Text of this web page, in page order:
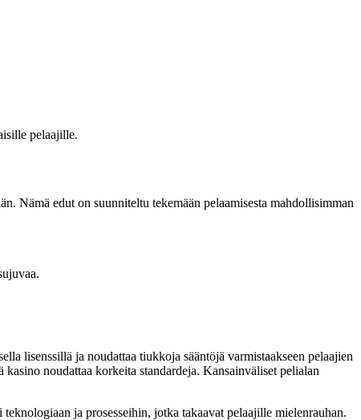
pelaajille.
Nämä edut on suunniteltu tekemään pelaamisesta mahdollisimman
lisenssillä ja noudattaa tiukkoja sääntöjä varmistaakseen pelaajien
noudattaa korkeita standardeja. Kansainväliset pelialan
ja prosesseihin, jotka takaavat pelaajille mielenrauhan.